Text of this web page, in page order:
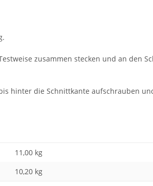
zusammen stecken und an den
hinter die Schnittkante aufschrauben
11,00 kg
10,20 kg